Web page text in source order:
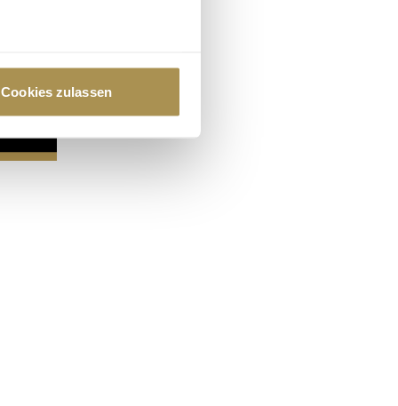
Präferenzen im
Verwendung unserer
diese Informationen
Rahmen Ihrer Nutzung
Cookies zulassen